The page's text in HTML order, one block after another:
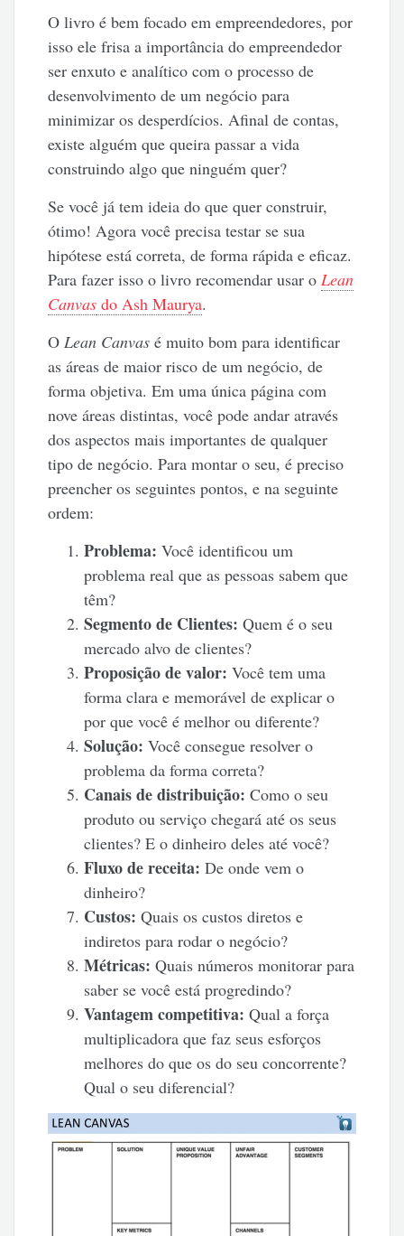
O livro é bem focado em empreendedores, por
isso ele frisa a importância do empreendedor
ser enxuto e analítico com o processo de
desenvolvimento de um negócio para
minimizar os desperdícios. Afinal de contas,
existe alguém que queira passar a vida
construindo algo que ninguém quer?
Se você já tem ideia do que quer construir,
ótimo! Agora você precisa testar se sua
hipótese está correta, de forma rápida e eficaz.
Para fazer isso o livro recomendar usar oLean
Canvas do Ash Maurya.
OLean Canvasé muito bom para identificar
as áreas de maior risco de um negócio, de
forma objetiva. Em uma única página com
nove áreas distintas, você pode andar através
dos aspectos mais importantes de qualquer
tipo de negócio. Para montar o seu, é preciso
preencher os seguintes pontos, e na seguinte
ordem:
Problema: Você identificou um
problema real que as pessoas sabem que
têm?
Segmento de Clientes:Quem é o seu
mercado alvo de clientes?
Proposição de valor: Você tem uma
forma clara e memorável de explicar o
por que você é melhor ou diferente?
Solução:Você consegue resolver o
problema da forma correta?
Canais de distribuição: Como o seu
produto ou serviço chegará até os seus
clientes? E o dinheiro deles até você?
Fluxo de receita: De onde vem o
dinheiro?
Custos: Quais os custos diretos e
indiretos para rodar o negócio?
Métricas: Quais números monitorar para
saber se você está progredindo?
Vantagem competitiva: Qual a força
multiplicadora que faz seus esforços
melhores do que os do seu concorrente?
Qual o seu diferencial?